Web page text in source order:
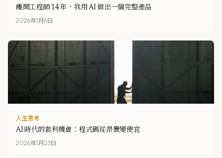
離開工程師 14 年，我用 AI 做出一個完整產品
2026年1月6日
人生思考
AI 時代的套利機會：程式碼從昂貴變便宜
2026年1月23日